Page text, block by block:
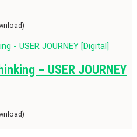
– USER JOURNEY